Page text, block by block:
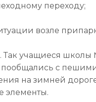
переходу;
возле
Так учащиеся школы
с
на зимней
элементы.